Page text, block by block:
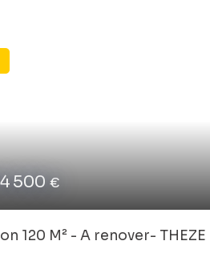
commerce etc.....
500€
120 M² - A renover- THEZE